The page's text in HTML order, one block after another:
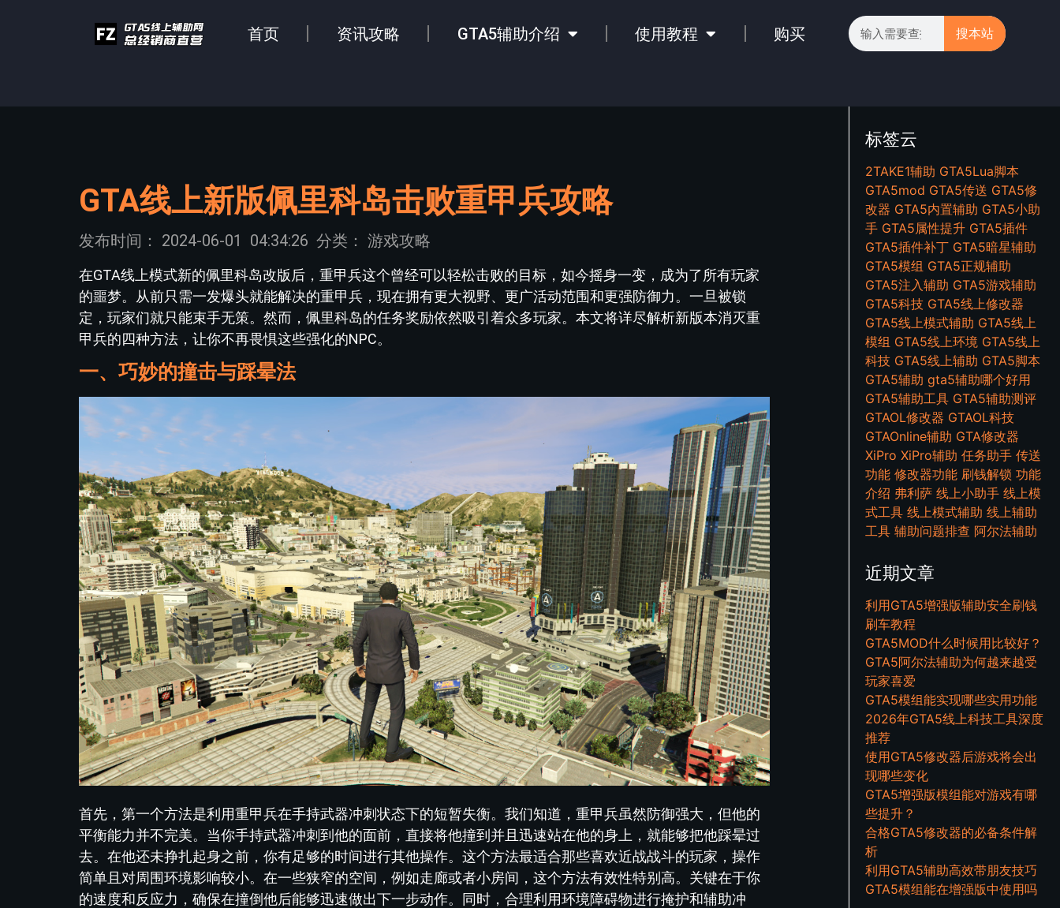
首页 资讯攻略 GTA5辅助介绍 使用教程 购买 搜本站
GTA线上新版佩里科岛击败重甲兵攻略
发布时间： 2024-06-01 04:34:26 分类： 游戏攻略
在GTA线上模式新的佩里科岛改版后，重甲兵这个曾经可以轻松击败的目标，如今摇身一变，成为了所有玩家
的噩梦。从前只需一发爆头就能解决的重甲兵，现在拥有更大视野、更广活动范围和更强防御力。一旦被锁
定，玩家们就只能束手无策。然而，佩里科岛的任务奖励依然吸引着众多玩家。本文将详尽解析新版本消灭重
甲兵的四种方法，让你不再畏惧这些强化的NPC。
一、巧妙的撞击与踩晕法
首先，第一个方法是利用重甲兵在手持武器冲刺状态下的短暂失衡。我们知道，重甲兵虽然防御强大，但他的
平衡能力并不完美。当你手持武器冲刺到他的面前，直接将他撞到并且迅速站在他的身上，就能够把他踩晕过
去。在他还未挣扎起身之前，你有足够的时间进行其他操作。这个方法最适合那些喜欢近战战斗的玩家，操作
简单且对周围环境影响较小。在一些狭窄的空间，例如走廊或者小房间，这个方法有效性特别高。关键在于你
的速度和反应力，确保在撞倒他后能够迅速做出下一步动作。同时，合理利用环境障碍物进行掩护和辅助冲
标签云
2TAKE1辅助 GTA5Lua脚本
GTA5mod GTA5传送 GTA5修
改器 GTA5内置辅助 GTA5小助
手 GTA5属性提升 GTA5插件
GTA5插件补丁 GTA5暗星辅助
GTA5模组 GTA5正规辅助
GTA5注入辅助 GTA5游戏辅助
GTA5科技 GTA5线上修改器
GTA5线上模式辅助 GTA5线上
模组 GTA5线上环境 GTA5线上
科技 GTA5线上辅助 GTA5脚本
GTA5辅助 gta5辅助哪个好用
GTA5辅助工具 GTA5辅助测评
GTAOL修改器 GTAOL科技
GTAOnline辅助 GTA修改器
XiPro XiPro辅助 任务助手 传送
功能 修改器功能 刷钱解锁 功能
介绍 弗利萨 线上小助手 线上模
式工具 线上模式辅助 线上辅助
工具 辅助问题排查 阿尔法辅助
近期文章
利用GTA5增强版辅助安全刷钱
刷车教程
GTA5MOD什么时候用比较好？
GTA5阿尔法辅助为何越来越受
玩家喜爱
GTA5模组能实现哪些实用功能
2026年GTA5线上科技工具深度
推荐
使用GTA5修改器后游戏将会出
现哪些变化
GTA5增强版模组能对游戏有哪
些提升？
合格GTA5修改器的必备条件解
析
利用GTA5辅助高效带朋友技巧
GTA5模组能在增强版中使用吗